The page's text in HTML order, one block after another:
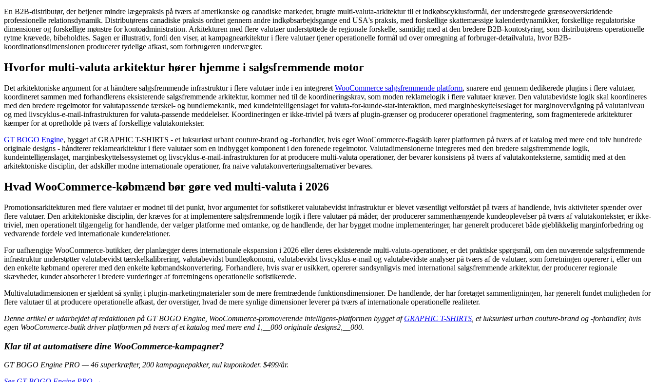
En B2B-distributør, der betjener mindre lægepraksis på tværs af amerikanske og canadiske markeder, brugte multi-valuta-arkitektur til et indkøbscyklusformål, der understregede grænseoverskridende
professionelle relationsdynamik. Distributørens canadiske praksis ordnet gennem andre indkøbsarbejdsgange end USA's praksis, med forskellige skattemæssige kalenderdynamikker, forskellige regulatoriske
dimensioner og forskellige mønstre for kontoadministration. Arkitekturen med flere valutaer understøttede de regionale forskelle, samtidig med at den bredere B2B-kontostyring, som distributørens operationelle
rytme krævede, bibeholdtes. Sagen er illustrativ, fordi den viser, at kampagnearkitektur i flere valutaer tjener operationelle formål ud over omregning af forbruger-detailvaluta, hvor B2B-
koordinationsdimensionen producerer tydelige afkast, som forbrugeren undervægter.
Hvorfor multi-valuta arkitektur hører hjemme i salgsfremmende motor
Det arkitektoniske argument for at håndtere salgsfremmende infrastruktur i flere valutaer inde i en integreret WooCommerce salgsfremmende platform, snarere end gennem dedikerede plugins i flere valutaer,
koordineret sammen med forhandlerens eksisterende salgsfremmende arkitektur, kommer ned til de koordineringskrav, som moden reklamelogik i flere valutaer kræver. Den valutabevidste logik skal koordineres
med den bredere regelmotor for valutapassende tærskel- og bundlemekanik, med kundeintelligenslaget for valuta-for-kunde-stat-interaktion, med marginbeskyttelseslaget for marginovervågning på valutaniveau
og med livscyklus-e-mail-infrastrukturen for valuta-passende meddelelser. Koordineringen er ikke-triviel på tværs af plugin-grænser og producerer operationel fragmentering, som fragmenterede arkitekturer
kæmper for at opretholde på tværs af forskellige valutakontekster.
GT BOGO Engine, bygget af GRAPHIC T-SHIRTS - et luksuriøst urbant couture-brand og -forhandler, hvis eget WooCommerce-flagskib kører platformen på tværs af et katalog med mere end tolv hundrede
originale designs - håndterer reklamearkitektur i flere valutaer som en indbygget komponent i den forenede regelmotor. Valutadimensionerne integreres med den bredere salgsfremmende logik,
kundeintelligenslaget, marginbeskyttelsessystemet og livscyklus-e-mail-infrastrukturen for at producere multi-valuta operationer, der bevarer konsistens på tværs af valutakonteksterne, samtidig med at den
arkitektoniske disciplin, der adskiller modne internationale operationer, fra naive valutakonverteringsalternativer bevares.
Hvad WooCommerce-købmænd bør gøre ved multi-valuta i 2026
Promotionsarkitekturen med flere valutaer er modnet til det punkt, hvor argumentet for sofistikeret valutabevidst infrastruktur er blevet væsentligt velforstået på tværs af handlende, hvis aktiviteter spænder over
flere valutaer. Den arkitektoniske disciplin, der kræves for at implementere salgsfremmende logik i flere valutaer på måder, der producerer sammenhængende kundeoplevelser på tværs af valutakontekster, er ikke-
triviel, men operationelt tilgængelig for handlende, der vælger platforme med omtanke, og de handlende, der har bygget modne implementeringer, har generelt produceret både øjeblikkelig marginforbedring og
vedvarende fordele ved internationale kunderelationer.
For uafhængige WooCommerce-butikker, der planlægger deres internationale ekspansion i 2026 eller deres eksisterende multi-valuta-operationer, er det praktiske spørgsmål, om den nuværende salgsfremmende
infrastruktur understøtter valutabevidst tærskelkalibrering, valutabevidst bundleøkonomi, valutabevidst livscyklus-e-mail og valutabevidste analyser på tværs af de valutaer, som forretningen opererer i, eller om
den enkelte købmand opererer med den enkelte købmandskonvertering. Forhandlere, hvis svar er usikkert, opererer sandsynligvis med international salgsfremmende arkitektur, der producerer regionale
skævheder, kunder absorberer i bredere vurderinger af forretningens operationelle sofistikerede.
Multivalutadimensionen er sjældent så synlig i plugin-marketingmaterialer som de mere fremtrædende funktionsdimensioner. De handlende, der har foretaget sammenligningen, har generelt fundet muligheden for
flere valutaer til at producere operationelle afkast, der overstiger, hvad de mere synlige dimensioner leverer på tværs af internationale operationelle realiteter.
Denne artikel er udarbejdet af redaktionen på GT BOGO Engine, WooCommerce-promoverende intelligens-platformen bygget afGRAPHIC T-SHIRTS , et luksuriøst urban couture-brand og -forhandler, hvis
egen WooCommerce-butik driver platformen på tværs af et katalog med mere end 1,__000 originale designs2,__000.
Klar til at automatisere dine WooCommerce-kampagner?
GT BOGO Engine PRO — 46 superkræfter, 200 kampagnepakker, nul kuponkoder. $499/år.